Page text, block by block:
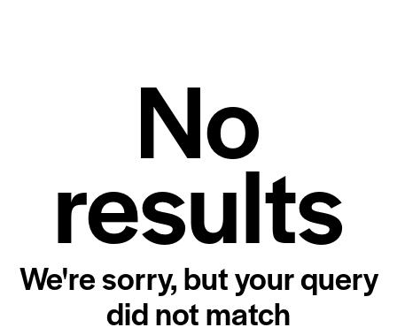
No
results
We're sorry, but your query
did not match